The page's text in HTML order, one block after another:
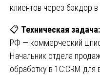
клиентов через бэкдор
📋 Техническая задача:
РФ — коммерческий
Начальник отдела
обработку в 1С:CRM для